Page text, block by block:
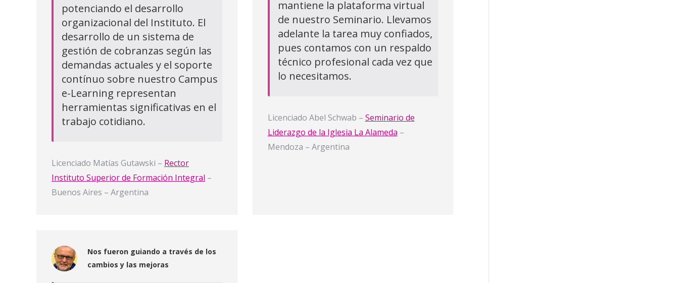
potenciando el desarrollo
organizacional del Instituto. El
desarrollo de un sistema de
gestión de cobranzas según las
demandas actuales y el soporte
contínuo sobre nuestro Campus
e-Learning representan
herramientas significativas en el
trabajo cotidiano.
Licenciado Matías Gutawski – Rector
Instituto Superior de Formación Integral –
Buenos Aires – Argentina
mantiene la plataforma virtual
de nuestro Seminario. Llevamos
adelante la tarea muy confiados,
pues contamos con un respaldo
técnico profesional cada vez que
lo necesitamos.
Licenciado Abel Schwab – Seminario de
Liderazgo de la Iglesia La Alameda –
Mendoza – Argentina
Nos fueron guiando a través de los
cambios y las mejoras